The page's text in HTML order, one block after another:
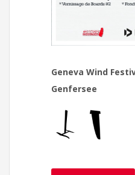
Geneva Wind
Genfersee